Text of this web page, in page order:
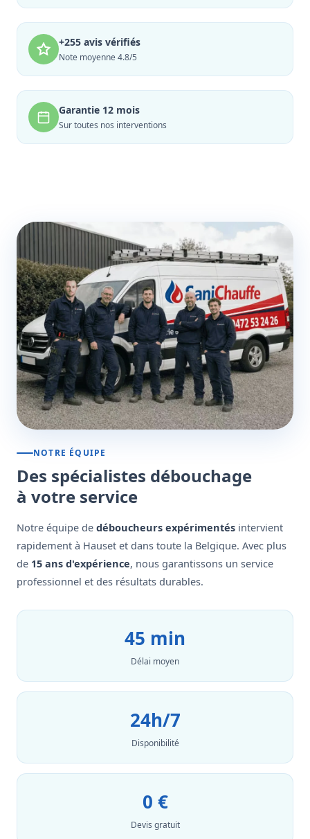
+255 avis vérifiés
Note moyenne 4.8/5
Garantie 12 mois
Sur toutes nos interventions
NOTRE ÉQUIPE
Des spécialistes débouchage
à votre service
Notre équipe de déboucheurs expérimentés intervient
rapidement à Hauset et dans toute la Belgique. Avec plus
de 15 ans d'expérience, nous garantissons un service
professionnel et des résultats durables.
45 min
Délai moyen
24h/7
Disponibilité
0 €
Devis gratuit